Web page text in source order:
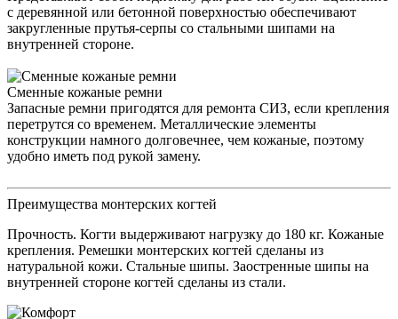
с деревянной или бетонной поверхностью обеспечивают
закругленные прутья-серпы со стальными шипами на
внутренней стороне.
Сменные кожаные ремни
Запасные ремни пригодятся для ремонта СИЗ, если крепления
перетрутся со временем. Металлические элементы
конструкции намного долговечнее, чем кожаные, поэтому
удобно иметь под рукой замену.
Преимущества монтерских когтей
Прочность. Когти выдерживают нагрузку до 180 кг. Кожаные
крепления. Ремешки монтерских когтей сделаны из
натуральной кожи. Стальные шипы. Заостренные шипы на
внутренней стороне когтей сделаны из стали.